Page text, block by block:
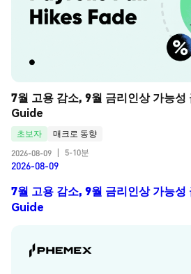
7월 고용 감소, 9월 금리인상 가능성
Guide
초보자
매크로 동향
2026-08-09
5-10분
2026-08-09
7월 고용 감소, 9월 금리인상 가능성
Guide